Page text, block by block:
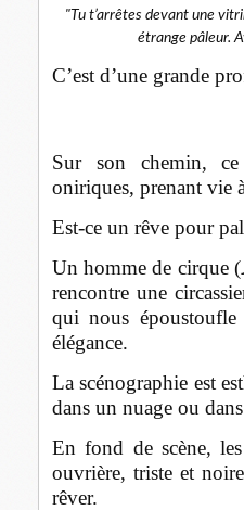
"Tu t’arrêtes devant une
étrange pâleur.
C’est d’une grande
Sur son chemin, ce
oniriques, prenant vie
Est-ce un rêve pour
Un homme de cirque (
rencontre une
qui nous époustoufle
élégance.
La scénographie est
dans un nuage ou
En fond de scène,
ouvrière, triste et
rêver.